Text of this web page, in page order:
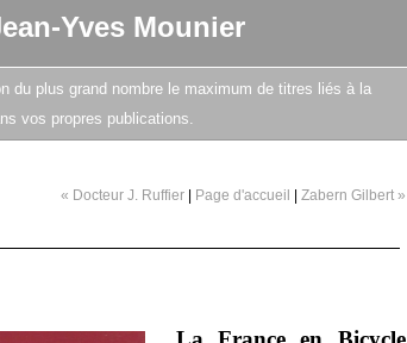
Yves Mounier
du plus grand nombre le maximum de titres liés à la
vos propres publications.
« Docteur J. Ruffier| Page d'accueil | Zabern Gilbert »